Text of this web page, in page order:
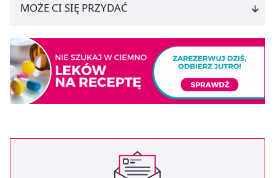
MOŻE CI SIĘ PRZYDAĆ